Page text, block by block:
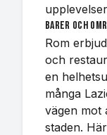
Barer och
Rom
och
en
många
vägen mot
staden.